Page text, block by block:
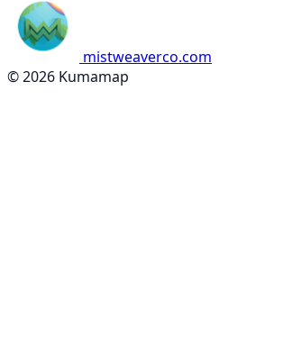
mistweaverco.com
© 2026 Kumamap